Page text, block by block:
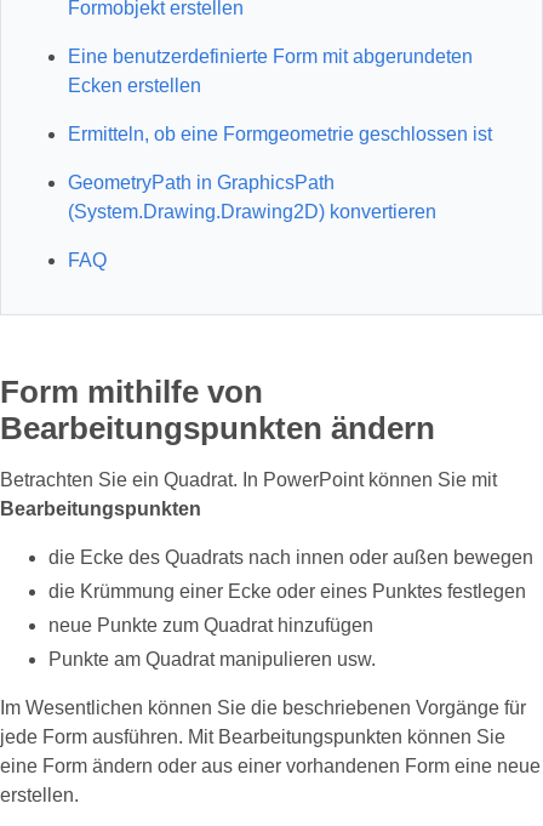
Formobjekt erstellen
Eine benutzerdefinierte Form mit abgerundeten
Ecken erstellen
Ermitteln, ob eine Formgeometrie geschlossen ist
GeometryPath in GraphicsPath
(System.Drawing.Drawing2D) konvertieren
FAQ
Form mithilfe von
Bearbeitungspunkten ändern
Betrachten Sie ein Quadrat. In PowerPoint können Sie mit
Bearbeitungspunkten
die Ecke des Quadrats nach innen oder außen bewegen
die Krümmung einer Ecke oder eines Punktes festlegen
neue Punkte zum Quadrat hinzufügen
Punkte am Quadrat manipulieren usw.
Im Wesentlichen können Sie die beschriebenen Vorgänge für
jede Form ausführen. Mit Bearbeitungspunkten können Sie
eine Form ändern oder aus einer vorhandenen Form eine neue
erstellen.